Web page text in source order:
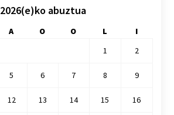
2026(e)ko abuztua
A O O L
I
1
2
5 6 7 8 9
12 13 14 15 16